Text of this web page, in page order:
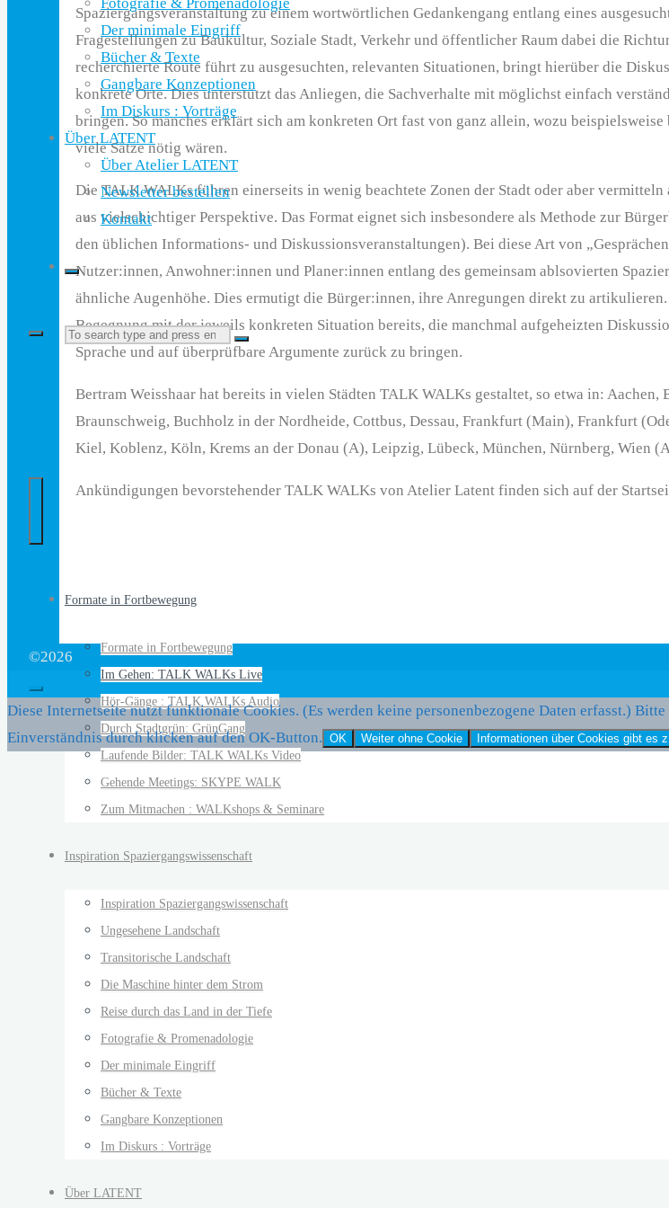
Der minimale Eingriff
Bücher & Texte
Gangbare Konzeptionen
Im Diskurs : Vorträge
Über LATENT
Über Atelier LATENT
Newsletter bestellen
Kontakt
Search
for:
Search
Menschen
Beine
Formate in Fortbewegung
Formate in Fortbewegung
Im Gehen: TALK WALKs Live
Hör-Gänge : TALK WALKs Audio
Durch Stadtgrün: GrünGang
Laufende Bilder: TALK WALKs Video
Gehende Meetings: SKYPE WALK
Zum Mitmachen : WALKshops & Seminare
Inspiration Spaziergangswissenschaft
Inspiration Spaziergangswissenschaft
Ungesehene Landschaft
Transitorische Landschaft
Die Maschine hinter dem Strom
Reise durch das Land in der Tiefe
Fotografie & Promenadologie
Der minimale Eingriff
Bücher & Texte
Gangbare Konzeptionen
Im Diskurs : Vorträge
Über LATENT
Spaziergangsveranstaltung zu einem wortwörtlichen Gedanken­gang entlang eines
Fragestellungen zu Baukultur, Soziale Stadt, Verkehr und öffentlicher Raum dabei die
recherchierte Route führt zu ausgesuchten, relevanten Situationen, bringt hierüber die
konkrete Orte. Dies unterstützt das Anliegen, die Sachverhalte mit möglichst einfach
bringen. So manches erklärt sich am konkreten Ort fast von ganz allein, wozu
viele Sätze nötig wären.
Die TALK WALKs führen einerseits in wenig beachtete Zonen der Stadt oder aber vermitteln
aus vielschichtiger Perspektive. Das Format eignet sich insbesondere als Methode zur
den üblichen Informations- und Diskussions­veranstaltungen). Bei diese Art von
Nutzer:innen, Anwohner:innen und Planer:innen entlang des gemeinsam ablsovierten
ähnliche Augenhöhe. Dies ermutigt die Bürger:innen, ihre Anregungen direkt zu
Begegnung mit der jeweils konkreten Situation bereits, die manchmal aufgeheizten
Sprache und auf überprüfbare Argumente zurück zu bringen.
Bertram Weisshaar hat bereits in vielen Städten TALK WALKs gestaltet, so etwa in: Aachen,
Braunschweig, Buchholz in der Nordheide, Cottbus, Dessau, Frankfurt (Main), Frankfurt
Kiel, Koblenz, Köln, Krems an der Donau (A), Leipzig, Lübeck, München, Nürnberg, Wien
Ankündigungen bevorstehender TALK WALKs von Atelier Latent finden sich auf der
©2026
Diese Internetseite nutzt funktionale Cookies. (Es werden keine personenbezogene Daten erfasst.)
Einverständnis durch klicken auf den OK-Button. OK Weiter ohne Cookie Informationen über Cookies gibt es